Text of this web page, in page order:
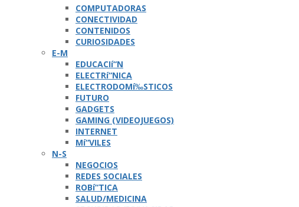
COMPUTADORAS
CONECTIVIDAD
CONTENIDOS
CURIOSIDADES
E-M
EDUCACIí“N
ELECTRí“NICA
ELECTRODOMí‰STICOS
FUTURO
GADGETS
GAMING (VIDEOJUEGOS)
INTERNET
Mí“VILES
N-S
NEGOCIOS
REDES SOCIALES
ROBí“TICA
SALUD/MEDICINA